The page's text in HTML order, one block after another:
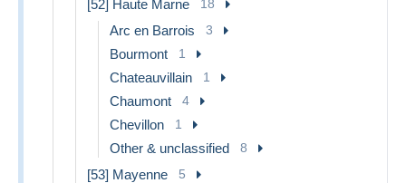
[52] Haute Marne 18
Arc en Barrois 3
Bourmont 1
Chateauvillain 1
Chaumont 4
Chevillon 1
Other & unclassified 8
[53] Mayenne 5